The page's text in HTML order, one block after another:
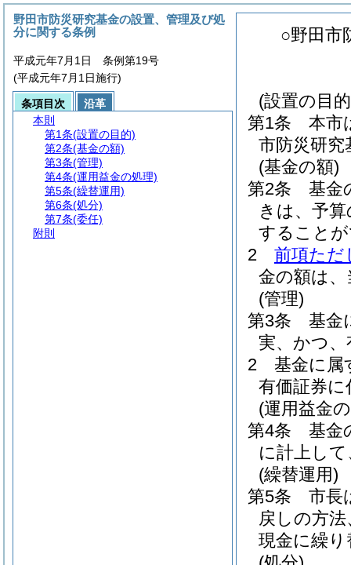
○野田市
(設置の目
第1条
本市
市防災研究
(基金の額)
第2条
基金
きは、予
すること
2
前項ただ
金の額は
(管理)
第3条
基金
実、かつ
2
基金に属
有価証券
(運用益金
第4条
基金
に計上し
(繰替運用)
第5条
市長
戻しの方
現金に繰
野田市防災研究基金の設置、管理及び処
分に関する条例
平成元年7月1日 条例第19号
(平成元年7月1日施行)
条項目次
沿革
本則
第1条(設置の目的)
第2条(基金の額)
第3条(管理)
第4条(運用益金の処理)
第5条(繰替運用)
第6条(処分)
第7条(委任)
附則